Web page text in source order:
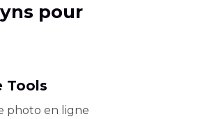
pour
Tools
photo en ligne